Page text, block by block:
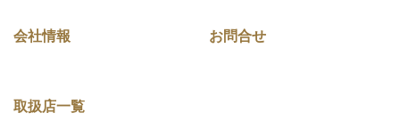
会社情報 お問合せ
取扱店一覧